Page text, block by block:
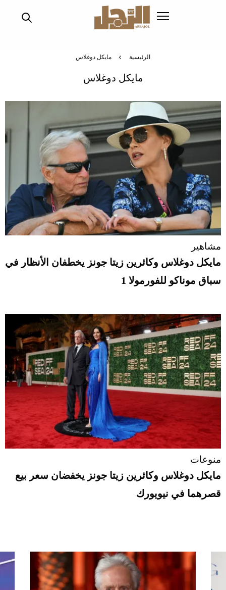
الرئيسية مايكل دوغلاس
مايكل دوغلاس
مشاهير
مايكل دوغلاس وكاثرين زيتا جونز يخطفان الأنظار في
سباق موناكو للفورمولا 1
منوعات
مايكل دوغلاس وكاثرين زيتا جونز يخفضان سعر بيع
قصرهما في نيويورك